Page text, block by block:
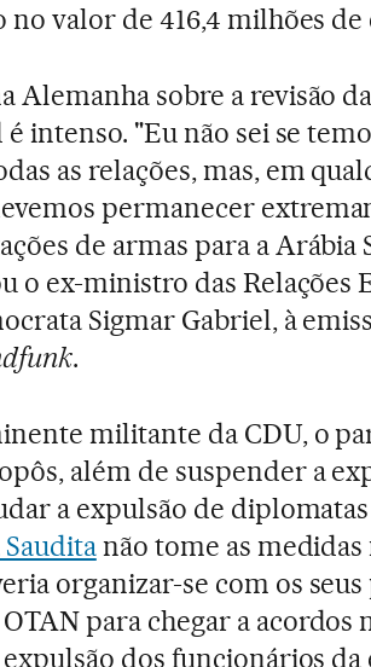
no valor de 416,4 milhões de
Alemanha sobre a revisão
é intenso. "Eu não sei se
as relações, mas, em
permanecer
de armas para a Arábia
o ex-ministro das Relações
Sigmar Gabriel, à
.
militante da CDU, o
além de suspender a
a expulsão de
não tome as medidas
organizar-se com os
para chegar a acordos
dos funcionários da